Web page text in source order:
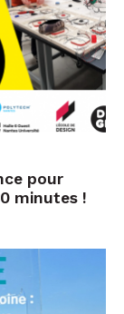
pour
minutes !